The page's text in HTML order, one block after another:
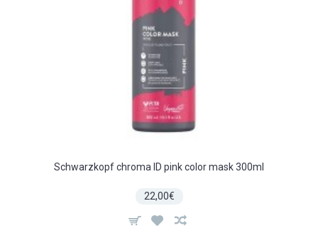
Schwarzkopf chroma ID pink color mask 300ml
22,00€